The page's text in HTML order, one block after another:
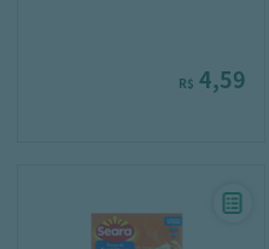
R$ 4,59